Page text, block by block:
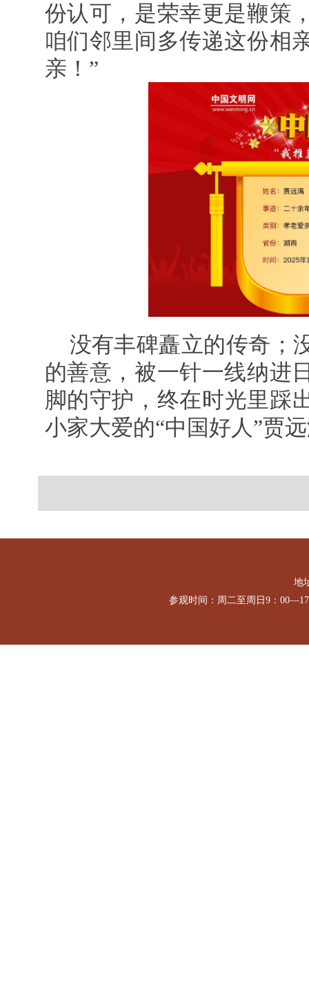
份认可，是荣幸更是鞭策
咱们邻里间多传递这份相
亲！”
没有丰碑矗立的传奇；
的善意，被一针一线纳进
脚的守护，终在时光里
小家大爱的“中国好人”贾
地
参观时间：周二至周日9：